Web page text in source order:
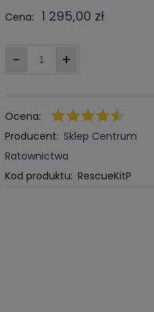
Cena nie
kosztów
Cena: 1 295,00 zł
- +
Ocena:
Producent: Sklep Centrum
Ratownictwa
Kod produktu: RescueKitP